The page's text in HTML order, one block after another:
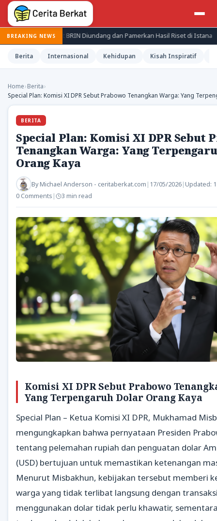
BREAKING NEWS
Periset BRIN Diundang dan Pamerkan Hasil Riset di Istana
Berita Internasional Kehidupan Kisah Inspiratif
Home›Berita›
Special Plan: Komisi XI DPR Sebut Prabowo Tenangkan Warga: Yang
BERITA
Special Plan: Komisi XI DPR Sebut
Tenangkan Warga: Yang
Orang Kaya
ByMichael Anderson - ceritaberkat.com | 17/05/2026| Updated:
0 Comments | 3 min read
Komisi XI DPR Sebut Prabowo
Yang Terpengaruh Dolar Orang Kaya
Special Plan – Ketua Komisi XI DPR, Mukhamad
mengungkapkan bahwa pernyataan Presiden
tentang pelemahan rupiah dan penguatan dolar
(USD) bertujuan untuk memastikan ketenangan
Menurut Misbakhun, kebijakan tersebut memberi
warga yang tidak terlibat langsung dengan
menggunakan dolar tidak perlu khawatir,